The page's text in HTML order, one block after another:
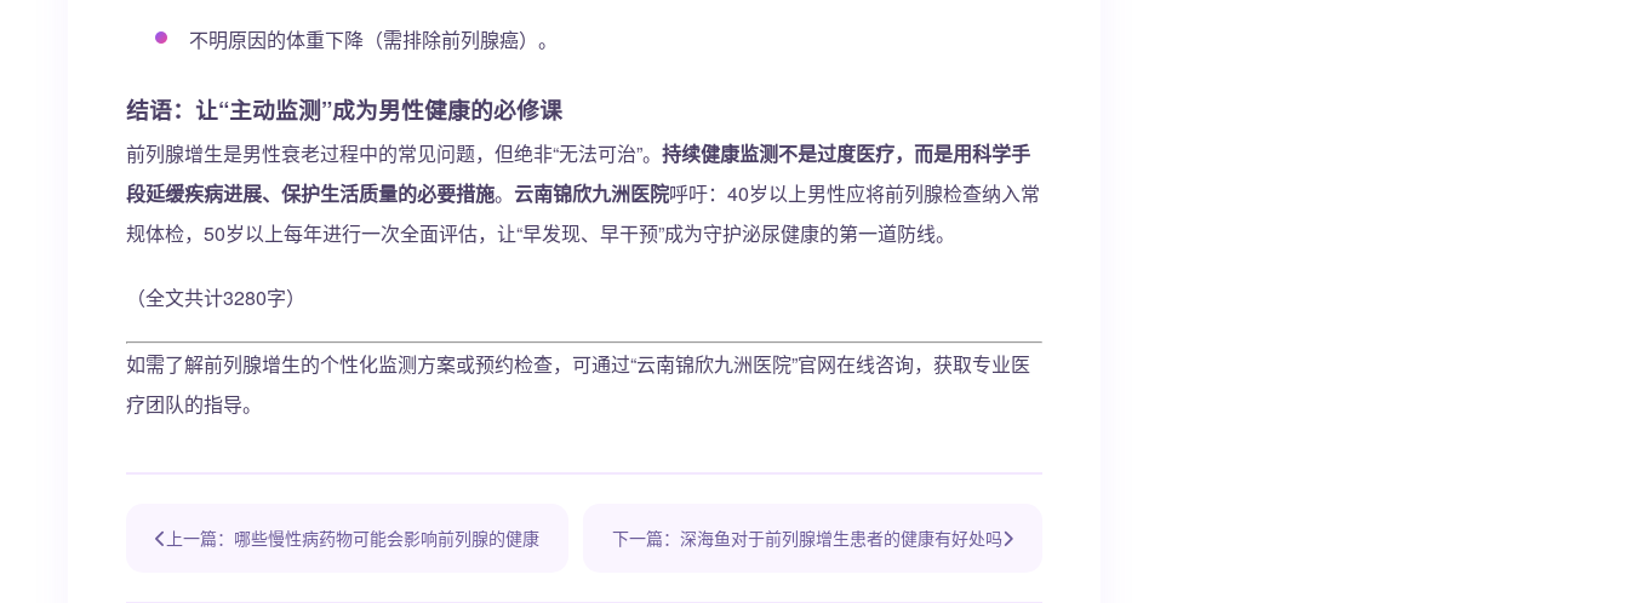
不明原因的体重下降（需排除前列腺癌）。
结语：让“主动监测”成为男性健康的必修课
前列腺增生是男性衰老过程中的常见问题，但绝非“无法可治”。 持续健康监测不是过度医疗，而是用科学手
段延缓疾病进展、保护生活质量的必要措施。 云南锦欣九洲医院呼吁：40岁以上男性应将前列腺检查纳入常
规体检，50岁以上每年进行一次全面评估，让“早发现、早干预”成为守护泌尿健康的第一道防线。
（全文共计3280字）
如需了解前列腺增生的个性化监测方案或预约检查，可通过“云南锦欣九洲医院”官网在线咨询，获取专业医
疗团队的指导。
上一篇：哪些慢性病药物可能会影响前列腺的健康 下一篇：深海鱼对于前列腺增生患者的健康有好处吗